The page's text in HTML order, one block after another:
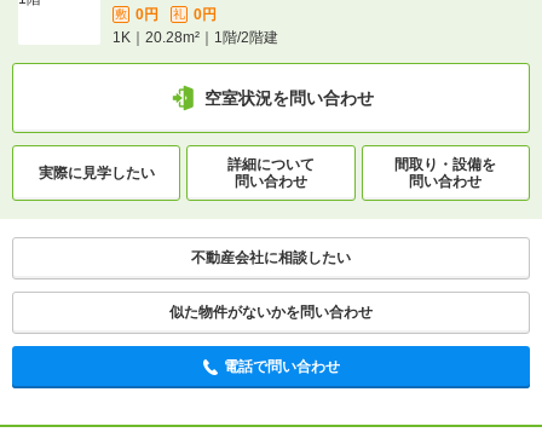
敷 0円 礼
0円
1K｜20.28m²｜1階/2階建
空室状況を問い合わせ
実際に見学したい
詳細について
問い合わせ
間取り・設備を
問い合わせ
不動産会社に相談したい
似た物件がないかを問い合わせ
電話で問い合わせ